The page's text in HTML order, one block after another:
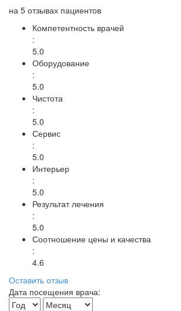
на 5 отзывах пациентов
Компетентность врачей
:
5.0
Оборудование
:
5.0
Чистота
:
5.0
Сервис
:
5.0
Интерьер
:
5.0
Результат лечения
:
5.0
Соотношение цены и качества
:
4.6
Оставить отзыв
Дата посещения врача: